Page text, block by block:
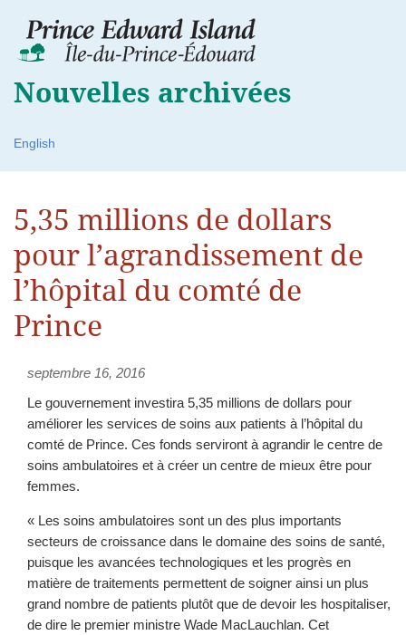
Nouvelles archivées
English
5,35 millions de dollars
pour l’agrandissement de
l’hôpital du comté de
Prince
septembre 16, 2016
Le gouvernement investira 5,35 millions de dollars pour
améliorer les services de soins aux patients à l’hôpital du
comté de Prince. Ces fonds serviront à agrandir le centre de
soins ambulatoires et à créer un centre de mieux être pour
femmes.
« Les soins ambulatoires sont un des plus importants
secteurs de croissance dans le domaine des soins de santé,
puisque les avancées technologiques et les progrès en
matière de traitements permettent de soigner ainsi un plus
grand nombre de patients plutôt que de devoir les hospitaliser,
de dire le premier ministre Wade MacLauchlan. Cet